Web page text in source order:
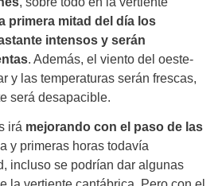
primera mitad del día los
intensos y serán
. Además, el viento del oeste-
y las temperaturas serán frescas,
será desapacible.
irá mejorando con el paso de las
y primeras horas todavía
incluso se podrían dar algunas